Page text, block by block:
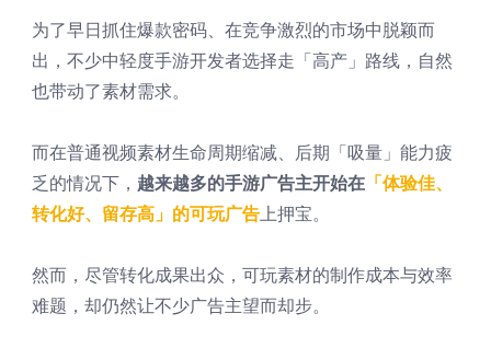
为了早日抓住爆款密码、在竞争激烈的市场中脱颖而
出，不少中轻度手游开发者选择走「高产」路线，自然
也带动了素材需求。
而在普通视频素材生命周期缩减、后期「吸量」能力疲
乏的情况下， 越来越多的手游广告主开始在「体验佳、
转化好、留存高」的可玩广告上押宝。
然而，尽管转化成果出众，可玩素材的制作成本与效率
难题，却仍然让不少广告主望而却步。